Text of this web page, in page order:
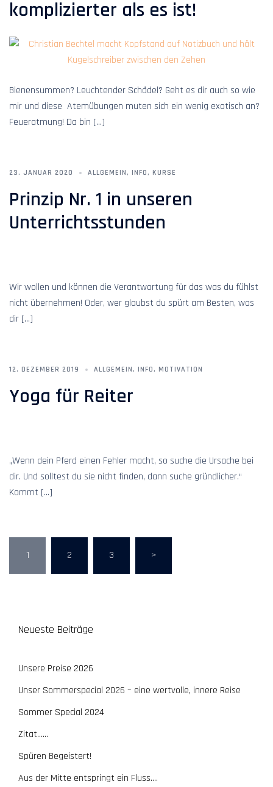
komplizierter als es ist!
Bienensummen? Leuchtender Schädel? Geht es dir auch so wie
mir und diese Atemübungen muten sich ein wenig exotisch an?
Feueratmung! Da bin […]
23. JANUAR 2020 ALLGEMEIN, INFO, KURSE
Prinzip Nr. 1 in unseren
Unterrichtsstunden
Wir wollen und können die Verantwortung für das was du fühlst
nicht übernehmen! Oder, wer glaubst du spürt am Besten, was
dir […]
12. DEZEMBER 2019 ALLGEMEIN, INFO, MOTIVATION
Yoga für Reiter
„Wenn dein Pferd einen Fehler macht, so suche die Ursache bei
dir. Und solltest du sie nicht finden, dann suche gründlicher.“
Kommt […]
Seitennummerierung
1 2 3 >
Neueste Beiträge
Unsere Preise 2026
Unser Sommerspecial 2026 – eine wertvolle, innere Reise
Sommer Special 2024
Zitat……
Spüren Begeistert!
Aus der Mitte entspringt ein Fluss….